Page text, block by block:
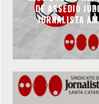
DE ASSÉDIO
JORNALISTA